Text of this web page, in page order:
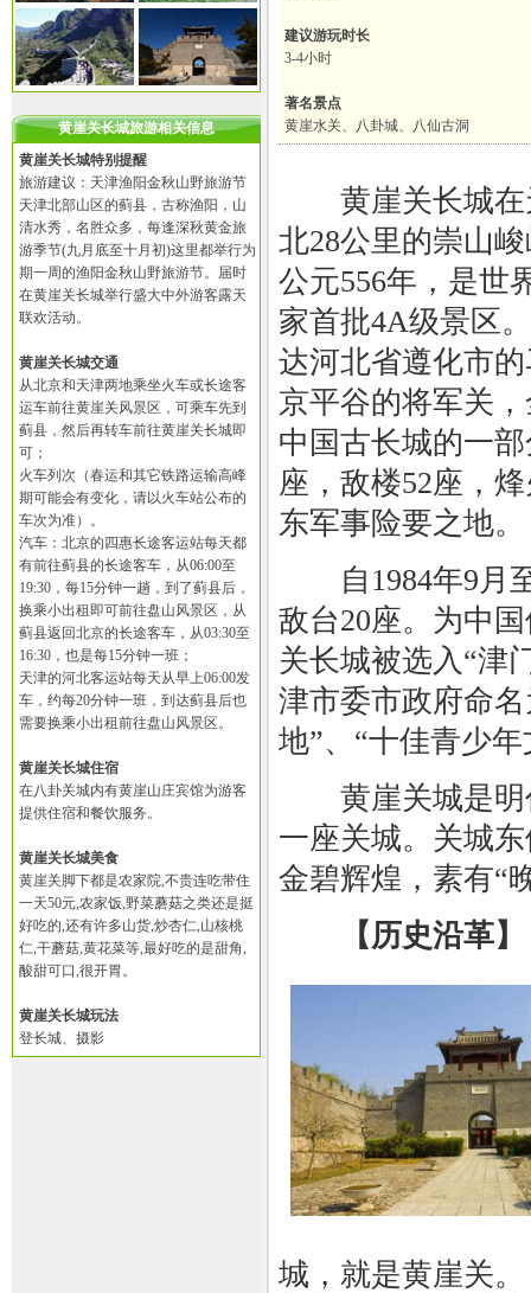
黄崖关长城旅游相关信息
黄崖关长城特别提醒
旅游建议：天津渔阳金秋山野旅游节
天津北部山区的蓟县，古称渔阳，山
清水秀，名胜众多，每逢深秋黄金旅
游季节(九月底至十月初)这里都举行为
期一周的渔阳金秋山野旅游节。届时
在黄崖关长城举行盛大中外游客露天
联欢活动。
黄崖关长城交通
从北京和天津两地乘坐火车或长途客
运车前往黄崖关风景区，可乘车先到
蓟县，然后再转车前往黄崖关长城即
可；
火车列次（春运和其它铁路运输高峰
期可能会有变化，请以火车站公布的
车次为准）。
汽车：北京的四惠长途客运站每天都
有前往蓟县的长途客车，从06:00至
19:30，每15分钟一趟，到了蓟县后，
换乘小出租即可前往盘山风景区，从
蓟县返回北京的长途客车，从03:30至
16:30，也是每15分钟一班；
天津的河北客运站每天从早上06:00发
车，约每20分钟一班，到达蓟县后也
需要换乘小出租前往盘山风景区。
黄崖关长城住宿
在八卦关城内有黄崖山庄宾馆为游客
提供住宿和餐饮服务。
黄崖关长城美食
黄崖关脚下都是农家院,不贵连吃带住
一天50元,农家饭,野菜蘑菇之类还是挺
好吃的,还有许多山货,炒杏仁,山核桃
仁,干蘑菇,黄花菜等,最好吃的是甜角,
酸甜可口,很开胃。
黄崖关长城玩法
登长城、摄影
建议游玩时长
3-4小时
著名景点
黄崖水关、八卦城、八仙古洞
黄崖关长城在
北28公里的崇山
公元556年，是世
家首批4A级景区
达河北省遵化市
京平谷的将军关
中国古长城的一
座，敌楼52座，
东军事险要之地。
自1984年9月至
敌台20座。为中
关长城被选入“津
津市委市政府命
地”、“十佳青少
黄崖关城是明
一座关城。关城
金碧辉煌，素有“
【历史沿革】
城，就是黄崖关